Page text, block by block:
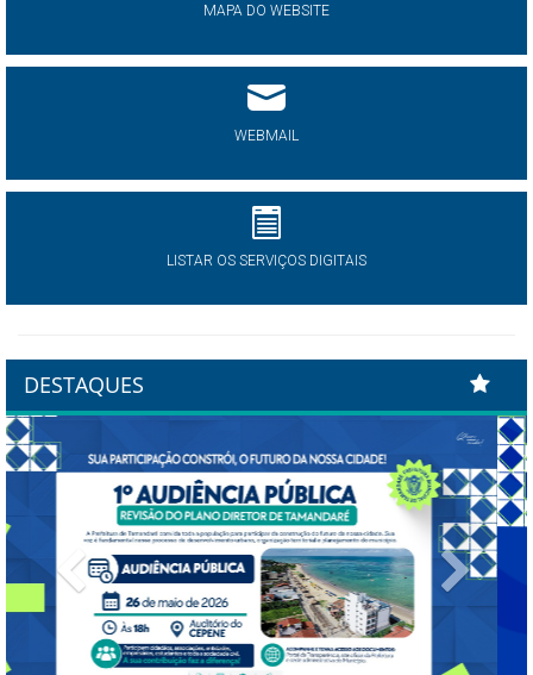
MAPA DO WEBSITE
WEBMAIL
LISTAR OS SERVIÇOS DIGITAIS
DESTAQUES